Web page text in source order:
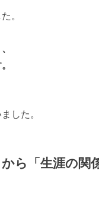
。
した。
から「生涯の関